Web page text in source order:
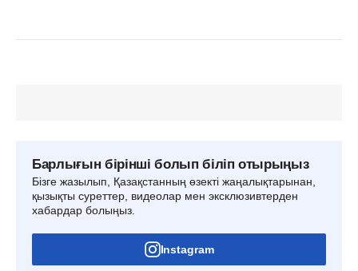
Барлығын бірінші болып біліп отырыңыз
Бізге жазылып, Қазақстанның өзекті жаңалықтарынан,
қызықты суреттер, видеолар мен эксклюзивтерден
хабардар болыңыз.
Instagram